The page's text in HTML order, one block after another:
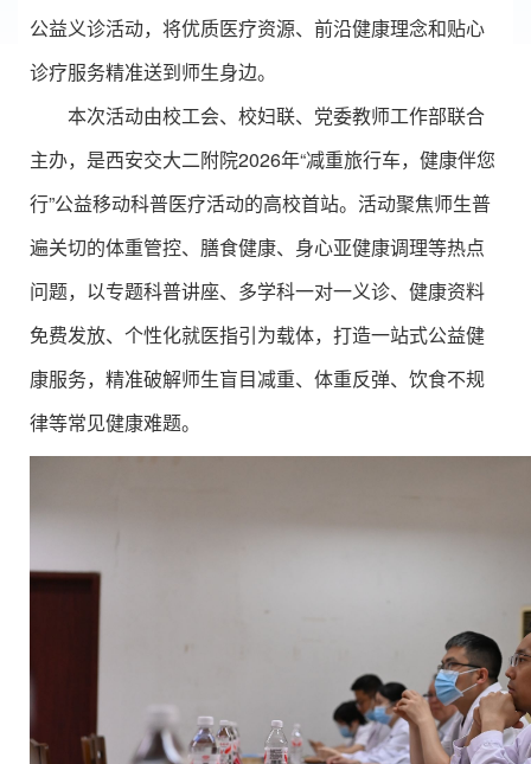
公益义诊活动，将优质医疗资源、前沿健康理念和贴心
诊疗服务精准送到师生身边。
本次活动由校工会、校妇联、党委教师工作部联合
主办，是西安交大二附院2026年“减重旅行车，健康伴您
行”公益移动科普医疗活动的高校首站。活动聚焦师生普
遍关切的体重管控、膳食健康、身心亚健康调理等热点
问题，以专题科普讲座、多学科一对一义诊、健康资料
免费发放、个性化就医指引为载体，打造一站式公益健
康服务，精准破解师生盲目减重、体重反弹、饮食不规
律等常见健康难题。